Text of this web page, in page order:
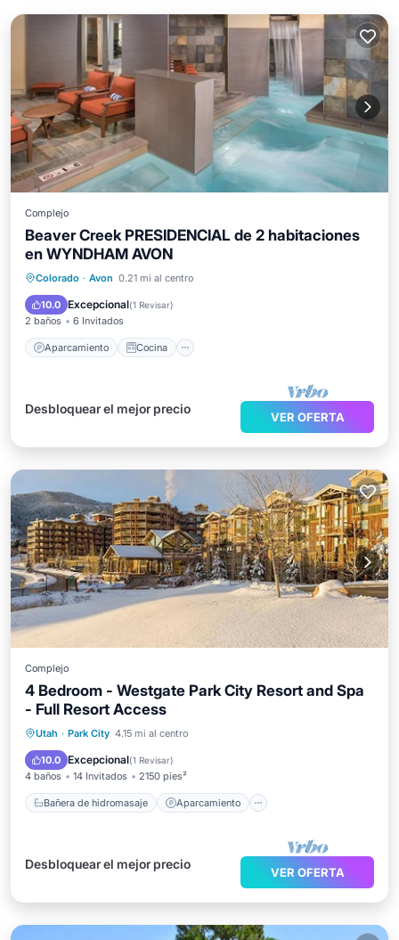
Complejo
Beaver Creek PRESIDENCIAL de 2 habitaciones
en WYNDHAM AVON
Colorado · Avon 0.21 mi al centro
10.0 Excepcional(1 Revisar)
2 baños 6 Invitados
Aparcamiento Cocina
Aparcamiento Cocina
Lavandería
Desbloquear el mejor precio
VER OFERTA
Complejo
4 Bedroom - Westgate Park City Resort and Spa
- Full Resort Access
Utah · Park City 4.15 mi al centro
10.0 Excepcional(1 Revisar)
4 baños 14 Invitados 2150 pies²
Bañera de hidromasaje Aparcamiento
Bañera de hidromasaje
Piscina
Esquí
Desbloquear el mejor precio
VER OFERTA